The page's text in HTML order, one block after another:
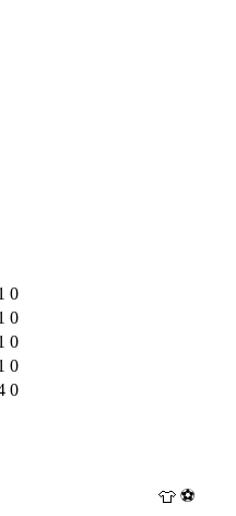
0
0
0
0
0
👕 ⚽